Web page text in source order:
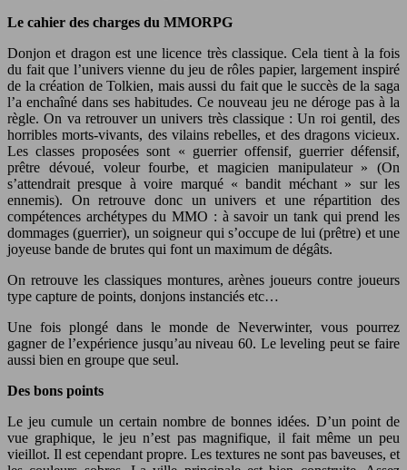
Le cahier des charges du MMORPG
Donjon et dragon est une licence très classique. Cela tient à la fois
du fait que l’univers vienne du jeu de rôles papier, largement inspiré
de la création de Tolkien, mais aussi du fait que le succès de la saga
l’a enchaîné dans ses habitudes. Ce nouveau jeu ne déroge pas à la
règle. On va retrouver un univers très classique : Un roi gentil, des
horribles morts-vivants, des vilains rebelles, et des dragons vicieux.
Les classes proposées sont « guerrier offensif, guerrier défensif,
prêtre dévoué, voleur fourbe, et magicien manipulateur » (On
s’attendrait presque à voire marqué « bandit méchant » sur les
ennemis). On retrouve donc un univers et une répartition des
compétences archétypes du MMO : à savoir un tank qui prend les
dommages (guerrier), un soigneur qui s’occupe de lui (prêtre) et une
joyeuse bande de brutes qui font un maximum de dégâts.
On retrouve les classiques montures, arènes joueurs contre joueurs
type capture de points, donjons instanciés etc…
Une fois plongé dans le monde de Neverwinter, vous pourrez
gagner de l’expérience jusqu’au niveau 60. Le leveling peut se faire
aussi bien en groupe que seul.
Des bons points
Le jeu cumule un certain nombre de bonnes idées. D’un point de
vue graphique, le jeu n’est pas magnifique, il fait même un peu
vieillot. Il est cependant propre. Les textures ne sont pas baveuses, et